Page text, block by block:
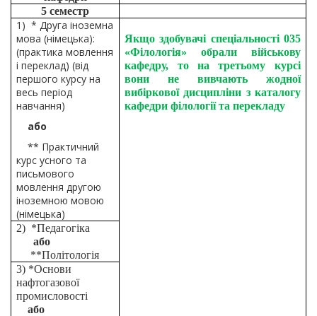
5 семестр
1) * Друга іноземна
мова (німецька):
(практика мовлення
і переклад) (від
першого курсу на
весь період
навчання)
або
** Практичний
курс усного та
письмового
мовлення другою
іноземною мовою
(німецька)
Якщо здобувачі спеціальності 035
«Філологія» обрали військову
кафедру, то на третьому курсі
вони не вивчають жодної
вибіркової дисципліни з каталогу
кафедри філології та перекладу
2) *Педагогіка
або
**Політологія
3) *Основи
нафтогазової
промисловості
або